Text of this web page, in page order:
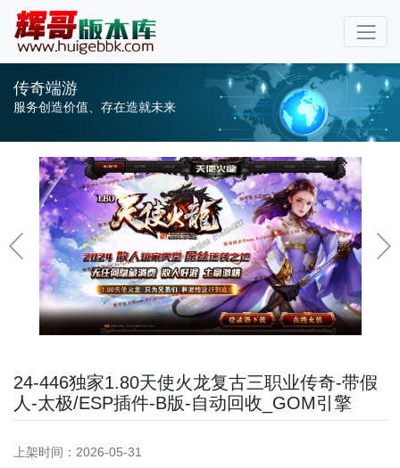
传奇端游
服务创造价值、存在造就未来
24-446独家1.80天使火龙复古三职业传奇-带假
人-太极/ESP插件-B版-自动回收_GOM引擎
上架时间：2026-05-31